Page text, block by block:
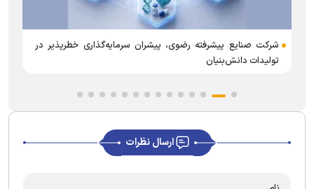
شرکت صنایع پیشرفته رضوی، پیشران سرمایه‌گذاری خطرپذیر در
تولیدات دانش‌بنیان
ارسال نظرات